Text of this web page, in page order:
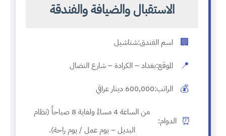
الاستقبال والضيافة والفندقة
🏢 اسم الفندق:شناشيل
📍 الموقع:بغداد – الكرادة – شارع النضال
💰 الراتب:600,000 دينار عراقي
⏰ الدوام:
من الساعة 4 مساءً ولغاية 8 صباحاً (نظام
البديل – يوم عمل / يوم راحة).